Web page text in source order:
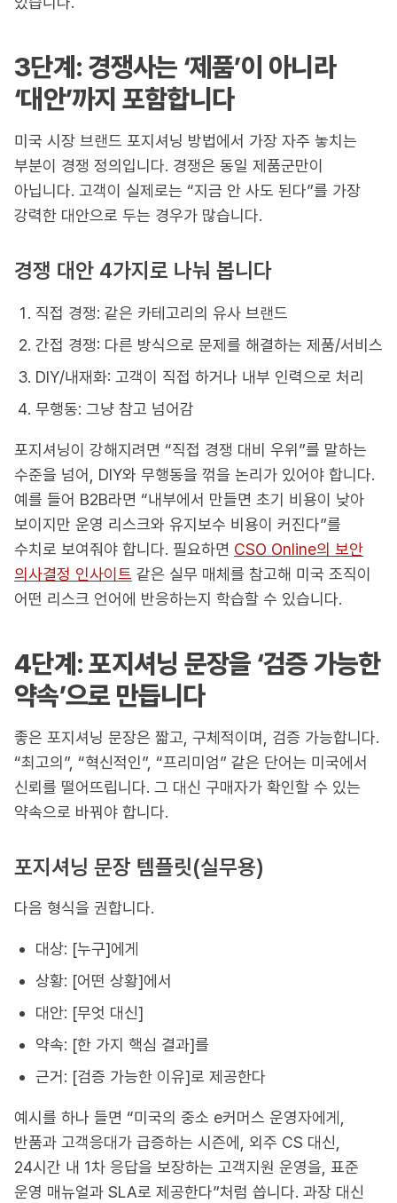
3단계: 경쟁사는 ‘제품’이 아니라
‘대안’까지 포함합니다
미국 시장 브랜드 포지셔닝 방법에서 가장 자주 놓치는
부분이 경쟁 정의입니다. 경쟁은 동일 제품군만이
아닙니다. 고객이 실제로는 “지금 안 사도 된다”를 가장
강력한 대안으로 두는 경우가 많습니다.
경쟁 대안 4가지로 나눠 봅니다
직접 경쟁: 같은 카테고리의 유사 브랜드
간접 경쟁: 다른 방식으로 문제를 해결하는 제품/서비스
DIY/내재화: 고객이 직접 하거나 내부 인력으로 처리
무행동: 그냥 참고 넘어감
포지셔닝이 강해지려면 “직접 경쟁 대비 우위”를 말하는
수준을 넘어, DIY와 무행동을 꺾을 논리가 있어야 합니다.
예를 들어 B2B라면 “내부에서 만들면 초기 비용이 낮아
보이지만 운영 리스크와 유지보수 비용이 커진다”를
수치로 보여줘야 합니다. 필요하면 CSO Online의 보안
의사결정 인사이트 같은 실무 매체를 참고해 미국 조직이
어떤 리스크 언어에 반응하는지 학습할 수 있습니다.
4단계: 포지셔닝 문장을 ‘검증 가능한
약속’으로 만듭니다
좋은 포지셔닝 문장은 짧고, 구체적이며, 검증 가능합니다.
“최고의”, “혁신적인”, “프리미엄” 같은 단어는 미국에서
신뢰를 떨어뜨립니다. 그 대신 구매자가 확인할 수 있는
약속으로 바꿔야 합니다.
포지셔닝 문장 템플릿(실무용)
다음 형식을 권합니다.
대상: [누구]에게
상황: [어떤 상황]에서
대안: [무엇 대신]
약속: [한 가지 핵심 결과]를
근거: [검증 가능한 이유]로 제공한다
예시를 하나 들면 “미국의 중소 e커머스 운영자에게,
반품과 고객응대가 급증하는 시즌에, 외주 CS 대신,
24시간 내 1차 응답을 보장하는 고객지원 운영을, 표준
운영 매뉴얼과 SLA로 제공한다”처럼 씁니다. 과장 대신